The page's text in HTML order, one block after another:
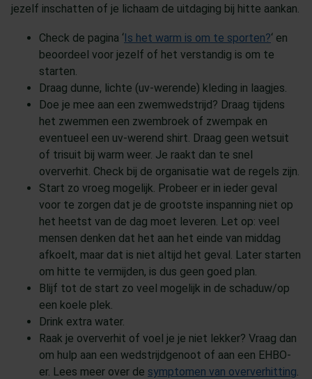
jezelf inschatten of je lichaam de uitdaging bij hitte aankan.
Check de pagina ‘Is het warm is om te sporten?‘ en
beoordeel voor jezelf of het verstandig is om te
starten.
Draag dunne, lichte (uv-werende) kleding in laagjes.
Doe je mee aan een zwemwedstrijd? Draag tijdens
het zwemmen een zwembroek of zwempak en
eventueel een uv-werend shirt. Draag geen wetsuit
of trisuit bij warm weer. Je raakt dan te snel
oververhit. Check bij de organisatie wat de regels zijn.
Start zo vroeg mogelijk. Probeer er in ieder geval
voor te zorgen dat je de grootste inspanning niet op
het heetst van de dag moet leveren. Let op: veel
mensen denken dat het aan het einde van middag
afkoelt, maar dat is niet altijd het geval. Later starten
om hitte te vermijden, is dus geen goed plan.
Blijf tot de start zo veel mogelijk in de schaduw/op
een koele plek.
Drink extra water.
Raak je oververhit of voel je je niet lekker? Vraag dan
om hulp aan een wedstrijdgenoot of aan een EHBO-
er. Lees meer over de symptomen van oververhitting.